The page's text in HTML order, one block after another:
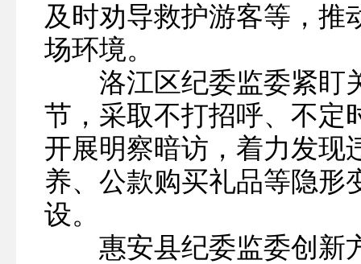
及时劝导救护游客等，推
场环境。
洛江区纪委监委紧盯
节，采取不打招呼、不定
开展明察暗访，着力发现
养、公款购买礼品等隐形
设。
惠安县纪委监委创新